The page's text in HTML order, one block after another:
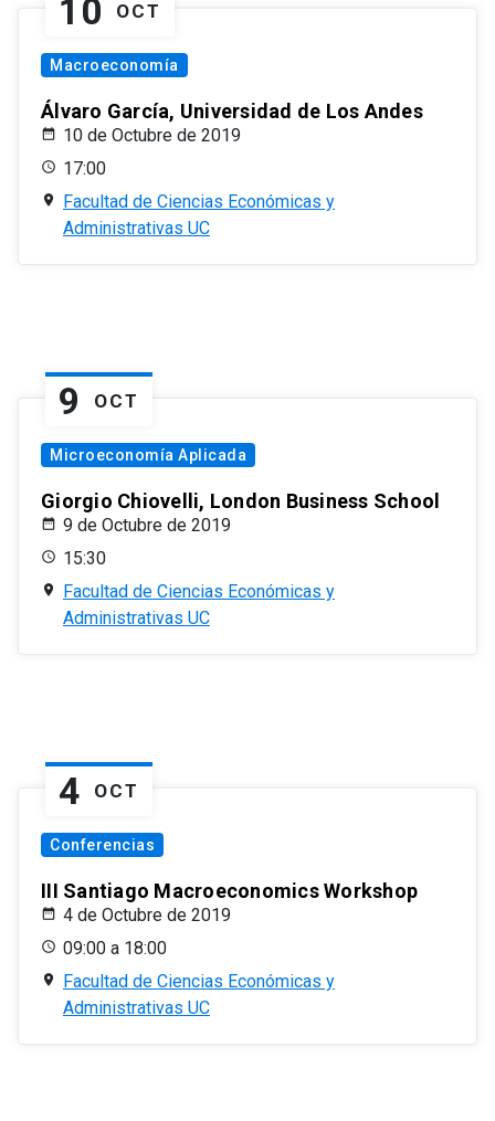
10 OCT
Macroeconomía
Álvaro García, Universidad de Los Andes
10 de Octubre de 2019
17:00
Facultad de Ciencias Económicas y
Administrativas UC
9 OCT
Microeconomía Aplicada
Giorgio Chiovelli, London Business School
9 de Octubre de 2019
15:30
Facultad de Ciencias Económicas y
Administrativas UC
4 OCT
Conferencias
III Santiago Macroeconomics Workshop
4 de Octubre de 2019
09:00 a 18:00
Facultad de Ciencias Económicas y
Administrativas UC